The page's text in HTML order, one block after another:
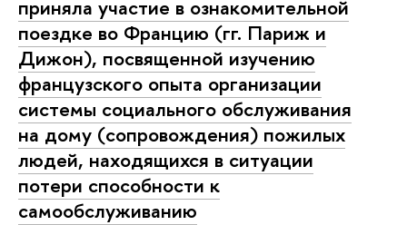
приняла участие в ознакомительной
поездке во Францию (гг. Париж и
Дижон), посвященной изучению
французского опыта организации
системы социального обслуживания
на дому (сопровождения) пожилых
людей, находящихся в ситуации
потери способности к
самообслуживанию